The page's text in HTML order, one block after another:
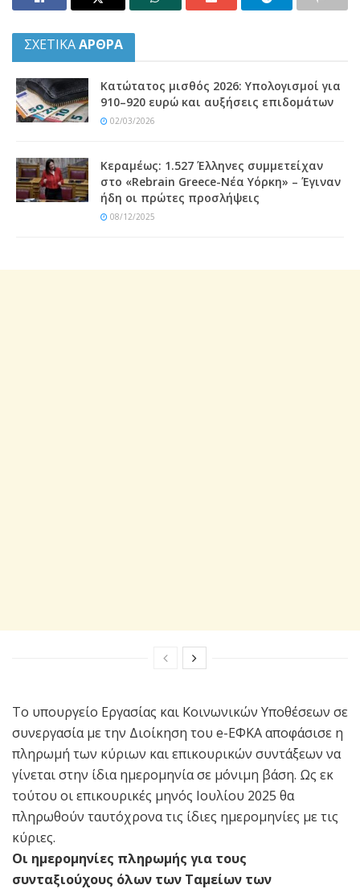
ΣΧΕΤΙΚΑΑΡΘΡΑ
Κατώτατος μισθός 2026: Υπολογισμοί για
910–920 ευρώ και αυξήσεις επιδομάτων
02/03/2026
Κεραμέως: 1.527 Έλληνες συμμετείχαν
στο «Rebrain Greece-Νέα Υόρκη» – Έγιναν
ήδη οι πρώτες προσλήψεις
08/12/2025
Το υπουργείο Εργασίας και Κοινωνικών Υποθέσεων σε
συνεργασία με την Διοίκηση του e-ΕΦΚΑ αποφάσισε η
πληρωμή των κύριων και επικουρικών συντάξεων να
γίνεται στην ίδια ημερομηνία σε μόνιμη βάση. Ως εκ
τούτου οι επικουρικές μηνός Ιουλίου 2025 θα
πληρωθούν ταυτόχρονα τις ίδιες ημερομηνίες με τις
κύριες.
Οι ημερομηνίες πληρωμής για τους
συνταξιούχους όλων των Ταμείων των